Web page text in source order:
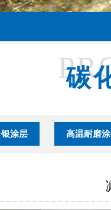
碳
银涂层 高温耐磨